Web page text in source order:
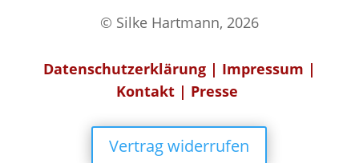
© Silke Hartmann, 2026
Datenschutzerklärung| Impressum |
Kontakt | Presse
Vertrag widerrufen